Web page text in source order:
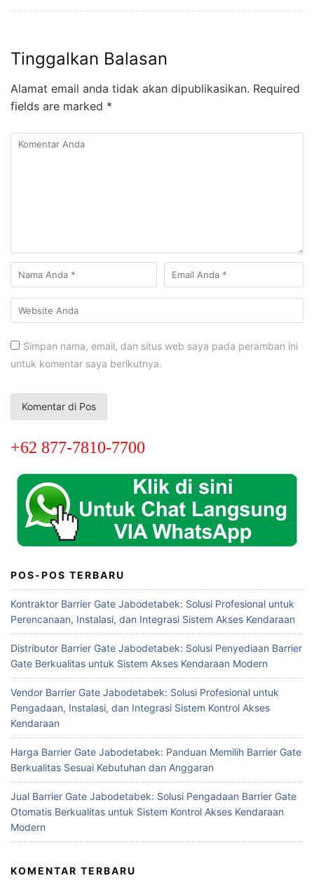
Tinggalkan Balasan
Alamat email anda tidak akan dipublikasikan. Required
fields are marked *
Simpan nama, email, dan situs web saya pada peramban ini
untuk komentar saya berikutnya.
+62 877-7810-7700
POS-POS TERBARU
Kontraktor Barrier Gate Jabodetabek: Solusi Profesional untuk
Perencanaan, Instalasi, dan Integrasi Sistem Akses Kendaraan
Distributor Barrier Gate Jabodetabek: Solusi Penyediaan Barrier
Gate Berkualitas untuk Sistem Akses Kendaraan Modern
Vendor Barrier Gate Jabodetabek: Solusi Profesional untuk
Pengadaan, Instalasi, dan Integrasi Sistem Kontrol Akses
Kendaraan
Harga Barrier Gate Jabodetabek: Panduan Memilih Barrier Gate
Berkualitas Sesuai Kebutuhan dan Anggaran
Jual Barrier Gate Jabodetabek: Solusi Pengadaan Barrier Gate
Otomatis Berkualitas untuk Sistem Kontrol Akses Kendaraan
Modern
KOMENTAR TERBARU